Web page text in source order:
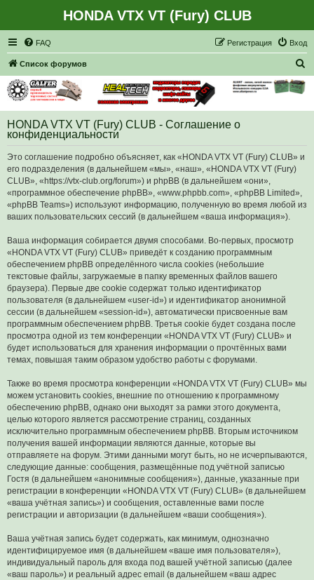
HONDA VTX VT (Fury) CLUB
FAQ Вход
Регистрация
Список форумов
с
HONDA VTX VT (Fury) CLUB - Соглашение о
конфиденциальности
Это соглашение подробно объясняет, как «HONDA VTX VT (Fury) CLUB» и
его подразделения (в дальнейшем «мы», «наш», «HONDA VTX VT (Fury)
CLUB», «https://vtx-club.org/forum») и phpBB (в дальнейшем «они»,
«программное обеспечение phpBB», «www.phpbb.com», «phpBB Limited»,
«phpBB Teams») используют информацию, полученную во время любой из
ваших пользовательских сессий (в дальнейшем «ваша информация»).
Ваша информация собирается двумя способами. Во-первых, просмотр
«HONDA VTX VT (Fury) CLUB» приведёт к созданию программным
обеспечением phpBB определённого числа cookies (небольшие
текстовые файлы, загружаемые в папку временных файлов вашего
браузера). Первые две cookie содержат только идентификатор
пользователя (в дальнейшем «user-id») и идентификатор анонимной
сессии (в дальнейшем «session-id»), автоматически присвоенные вам
программным обеспечением phpBB. Третья cookie будет создана после
просмотра одной из тем конференции «HONDA VTX VT (Fury) CLUB» и
будет использоваться для хранения информации о прочтённых вами
темах, повышая таким образом удобство работы с форумами.
Также во время просмотра конференции «HONDA VTX VT (Fury) CLUB» мы
можем установить cookies, внешние по отношению к программному
обеспечению phpBB, однако они выходят за рамки этого документа,
целью которого является рассмотрение страниц, созданных
исключительно программным обеспечением phpBB. Вторым источником
получения вашей информации являются данные, которые вы
отправляете на форум. Этими данными могут быть, но не исчерпываются,
следующие данные: сообщения, размещённые под учётной записью
Гостя (в дальнейшем «анонимные сообщения»), данные, указанные при
регистрации в конференции «HONDA VTX VT (Fury) CLUB» (в дальнейшем
«ваша учётная запись») и сообщения, оставленные вами после
регистрации и авторизации (в дальнейшем «ваши сообщения»).
Ваша учётная запись будет содержать, как минимум, однозначно
идентифицируемое имя (в дальнейшем «ваше имя пользователя»),
индивидуальный пароль для входа под вашей учётной записью (далее
«ваш пароль») и реальный адрес email (в дальнейшем «ваш адрес